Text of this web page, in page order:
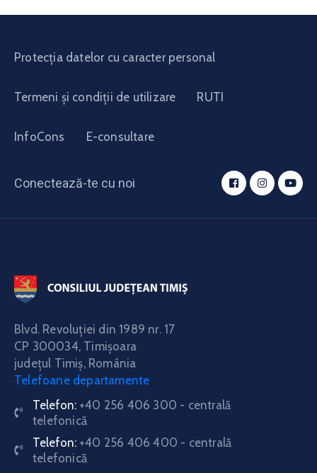
Protecția datelor cu caracter personal
Termeni și condiții de utilizare RUTI
InfoCons E-consultare
Conectează-te cu noi
Blvd. Revoluţiei din 1989 nr. 17
CP 300034, Timişoara
judeţul Timiş, România
Telefoane departamente
Telefon: +40 256 406 300 - centrală
telefonică
Telefon: +40 256 406 400 - centrală
telefonică